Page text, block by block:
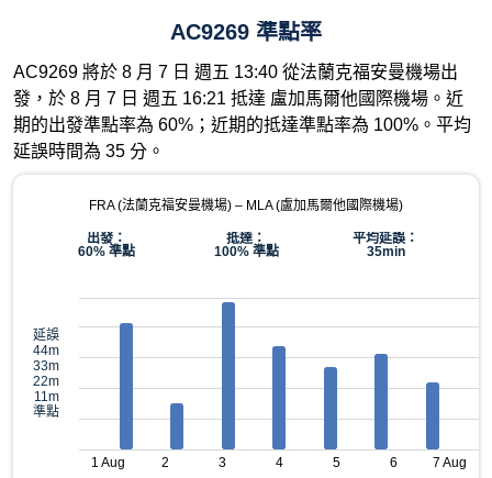
AC9269 準點率
AC9269 將於 8 月 7 日 週五 13:40 從法蘭克福安曼機場出
發，於 8 月 7 日 週五 16:21 抵達 盧加馬爾他國際機場​。近
期的出發準點率為 60%；近期的抵達準點率為 100%。平均
延誤時間為 35 分。
FRA (法蘭克福安曼機場) – MLA (盧加馬爾他國際機場​)
出發：
60% 準點
抵達：
100% 準點
平均延誤：
35min
延誤
44m
33m
22m
11m
準點
1 Aug 2 3 4 5 6 7 Aug